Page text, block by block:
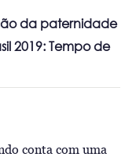
da paternidade
2019: Tempo de
conta com uma